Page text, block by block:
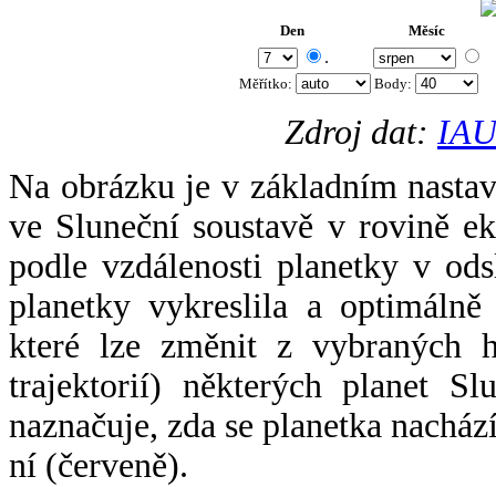
Den Měsíc
.
Měřítko: Body:
Zdroj dat:
Na obrázku je v základním
ve Sluneční soustavě v rovině
podle vzdálenosti planetky v
planetky vykreslila a
které lze změnit z vybraných
trajektorií) některých planet
naznačuje, zda se planetka
ní (červeně).